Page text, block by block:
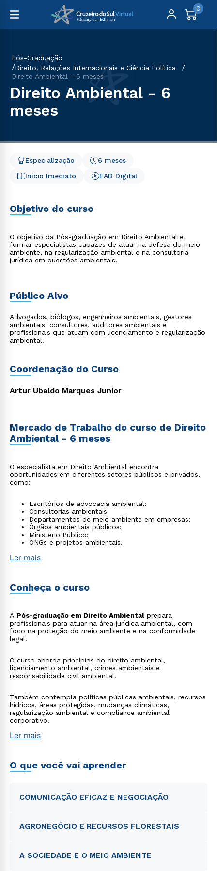
0
Pós-Graduação
Direito, Relações Internacionais e Ciência Política
Direito Ambiental - 6 meses
Direito Ambiental - 6
meses
Início Imediato
6 meses
Especialização
EAD Digital
Objetivo do curso
O objetivo da Pós-graduação em Direito Ambiental é
formar especialistas capazes de atuar na defesa do meio
ambiente, na regularização ambiental e na consultoria
jurídica em questões ambientais.
Público Alvo
Advogados, biólogos, engenheiros ambientais, gestores
ambientais, consultores, auditores ambientais e
profissionais que atuam com licenciamento e regularização
ambiental.
Coordenação do Curso
Artur Ubaldo Marques Junior
Mercado de Trabalho do curso de Direito
Ambiental - 6 meses
O especialista em Direito Ambiental encontra
oportunidades em diferentes setores públicos e privados,
como:
Escritórios de advocacia ambiental;
Consultorias ambientais;
Departamentos de meio ambiente em empresas;
Órgãos ambientais públicos;
Ministério Público;
ONGs e projetos ambientais.
Ler mais
Conheça o curso
A Pós-graduação em Direito Ambiental prepara
profissionais para atuar na área jurídica ambiental, com
foco na proteção do meio ambiente e na conformidade
legal.
O curso aborda princípios do direito ambiental,
licenciamento ambiental, crimes ambientais e
responsabilidade civil ambiental.
Também contempla políticas públicas ambientais, recursos
hídricos, áreas protegidas, mudanças climáticas,
regularização ambiental e compliance ambiental
corporativo.
Ler mais
O que você vai aprender
COMUNICAÇÃO EFICAZ E NEGOCIAÇÃO
AGRONEGÓCIO E RECURSOS FLORESTAIS
A SOCIEDADE E O MEIO AMBIENTE